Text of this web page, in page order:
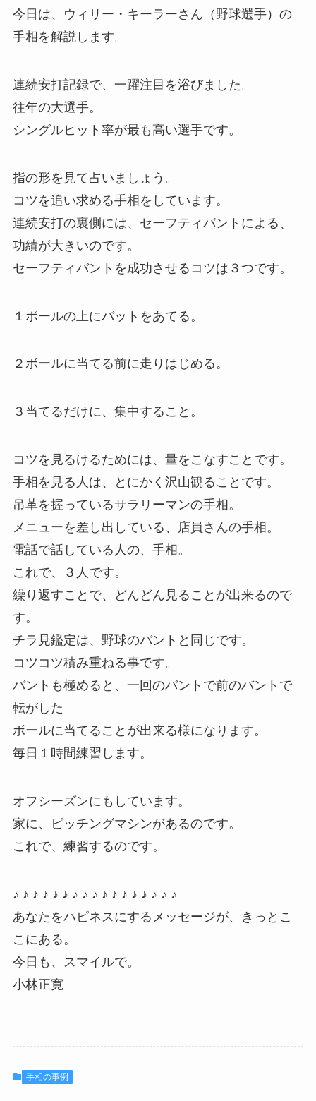
今日は、ウィリー・キーラーさん（野球選手）の
手相を解説します。
連続安打記録で、一躍注目を浴びました。
往年の大選手。
シングルヒット率が最も高い選手です。
指の形を見て占いましょう。
コツを追い求める手相をしています。
連続安打の裏側には、セーフティバントによる、
功績が大きいのです。
セーフティバントを成功させるコツは３つです。
１ボールの上にバットをあてる。
２ボールに当てる前に走りはじめる。
３当てるだけに、集中すること。
コツを見るけるためには、量をこなすことです。
手相を見る人は、とにかく沢山観ることです。
吊革を握っているサラリーマンの手相。
メニューを差し出している、店員さんの手相。
電話で話している人の、手相。
これで、３人です。
繰り返すことで、どんどん見ることが出来るので
す。
チラ見鑑定は、野球のバントと同じです。
コツコツ積み重ねる事です。
バントも極めると、一回のバントで前のバントで
転がした
ボールに当てることが出来る様になります。
毎日１時間練習します。
オフシーズンにもしています。
家に、ピッチングマシンがあるのです。
これで、練習するのです。
♪ ♪ ♪ ♪ ♪ ♪ ♪ ♪ ♪ ♪ ♪ ♪ ♪ ♪ ♪ ♪ ♪
あなたをハピネスにするメッセージが、きっとこ
こにある。
今日も、スマイルで。
小林正寛
手相の事例